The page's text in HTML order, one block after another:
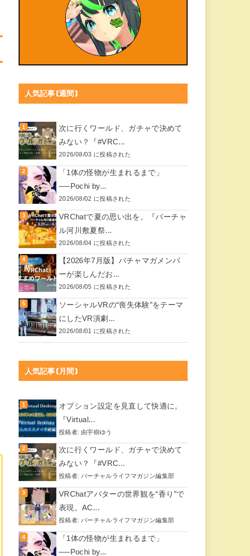
人気記事(週間)
次に行くワールド、ガチャで決めて
みない？『#VRC...
2026/08/03 に投稿された
「1体の怪物が生まれるまで」
──Pochi by...
2026/08/02 に投稿された
VRChatで夏の思い出を。『バーチャ
ル河川敷夏祭...
2026/08/04 に投稿された
【2026年7月版】バチャマガメンバ
ーが楽しんだお...
2026/08/05 に投稿された
ソーシャルVRの“喪失体験”をテーマ
にしたVR演劇...
2026/08/01 に投稿された
人気記事(月間)
オプション設定を見直して快適に。
『Virtual...
投稿者: 由宇樹ゆう
次に行くワールド、ガチャで決めて
みない？『#VRC...
投稿者: バーチャルライフマガジン編集部
VRChatアバターの世界観を“香り”で
表現。AC...
投稿者: バーチャルライフマガジン編集部
「1体の怪物が生まれるまで」
──Pochi by...